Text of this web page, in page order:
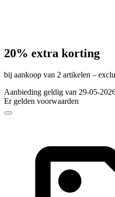
20% extra korting
bij aankoop van 2 artikelen –
Aanbieding geldig van 29-05-
Er gelden voorwaarden